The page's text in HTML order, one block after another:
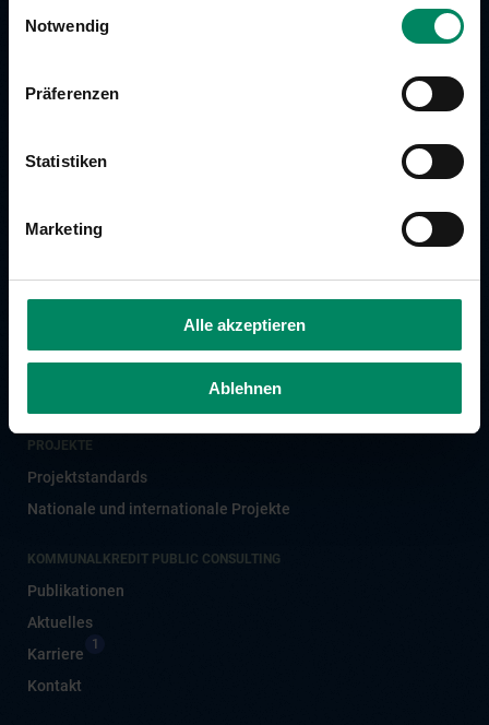
Notwendig
Präferenzen
Statistiken
Marketing
Alle akzeptieren
Ablehnen
Zahlen & Fakten
Klimaschutz für Privatpersonen
KUNDEN
PROJEKTE
Projektstandards
Nationale und internationale Projekte
KOMMUNALKREDIT PUBLIC CONSULTING
Publikationen
Aktuelles
Karriere
1
Kontakt